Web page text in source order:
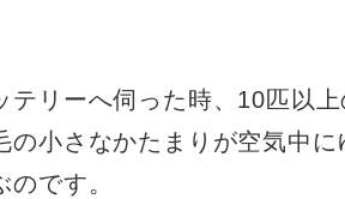
テリーへ伺った時、10匹以
小さなかたまりが空気中に
です。